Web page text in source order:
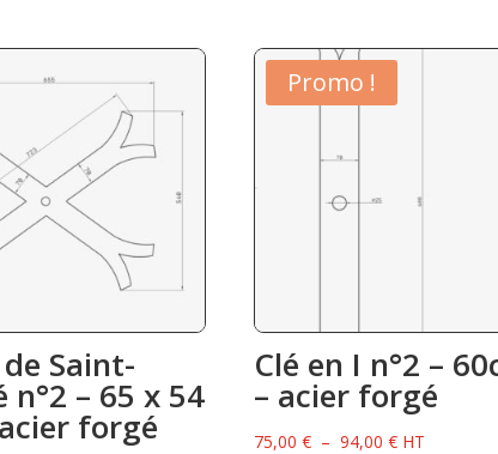
Saint-
n°2 – 65 x 54
forgé
Promo !
Clé en I n°2 –
– acier forgé
75,00€ – 94,00€Plage
HT